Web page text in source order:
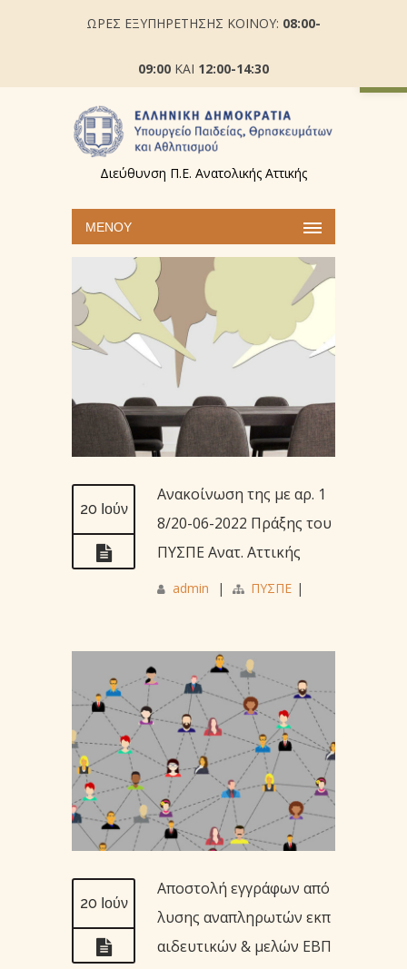
ΩΡΕΣ ΕΞΥΠΗΡΕΤΗΣΗΣ ΚΟΙΝΟΥ: 08:00-
09:00 ΚΑΙ 12:00-14:30
Διεύθυνση Π.Ε. Ανατολικής Αττικής
ΜΕΝΟΎ
20 Ιούν
Ανακοίνωση της με αρ. 1
8/20-06-2022 Πράξης του
ΠΥΣΠΕ Ανατ. Αττικής
admin | ΠΥΣΠΕ |
20 Ιούν
Αποστολή εγγράφων από
λυσης αναπληρωτών εκπ
αιδευτικών & μελών ΕΒΠ